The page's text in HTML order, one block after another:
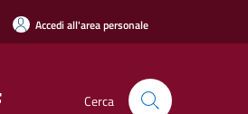
Accedi all'area personale
Cerca